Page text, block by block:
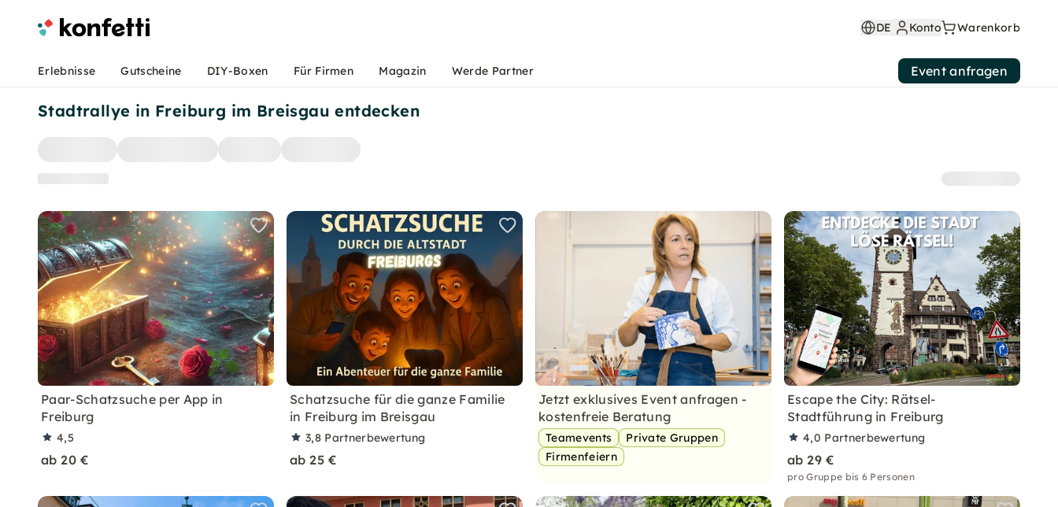
Stadtrallye in Freiburg im Breisgau entdecken
Paar-Schatzsuche per App in
Freiburg
4,5
ab 20 €
Schatzsuche für die ganze Familie
in Freiburg im Breisgau
3,8 Partnerbewertung
ab 25 €
Jetzt exklusives Event anfragen -
kostenfreie Beratung
Teamevents
Private Gruppen
Firmenfeiern
Escape the City: Rätsel-
Stadtführung in Freiburg
4,0 Partnerbewertung
ab 29 €
pro Gruppe bis 6 Personen
DE Konto Warenkorb
Erlebnisse Gutscheine DIY-Boxen Für Firmen Magazin Werde Partner Event anfragen